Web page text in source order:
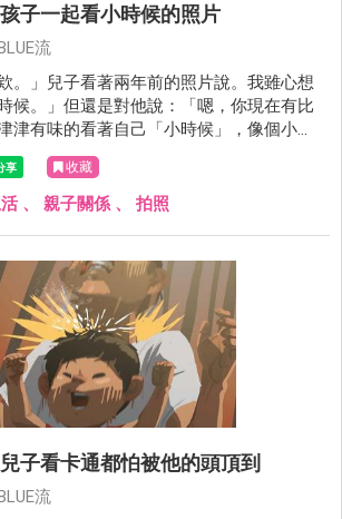
子一起看小時候的照片
流
。」兒子看著兩年前的照片說。我雖心想
候。」但還是對他說：「嗯，你現在有比
津有味的看著自己「小時候」，像個小大
收藏
、 親子關係 、 拍照
子看卡通都怕被他的頭頂到
流